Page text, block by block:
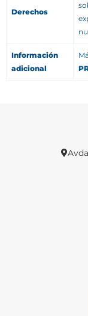
Derechos
Información
adicional